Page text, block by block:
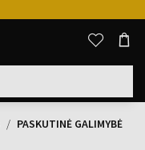
PASKUTINĖ GALIMYBĖ